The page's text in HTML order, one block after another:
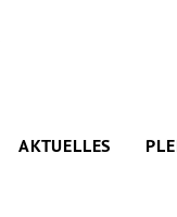
AKTUELLES